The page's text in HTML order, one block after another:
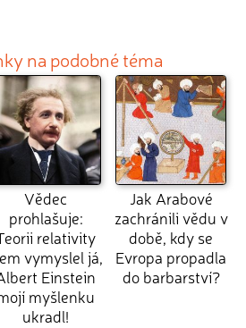
na podobné téma
Vědec
prohlašuje:
relativity
vymyslel já,
Einstein
myšlenku
ukradl!
Jak Arabové
zachránili vědu v
době, kdy se
Evropa propadla
do barbarství?